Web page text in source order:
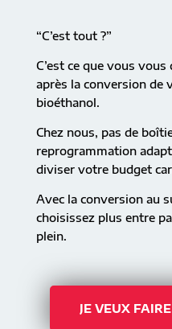
“C’est tout ?”
C’est ce que vous
après la conversion de
bioéthanol.
Chez nous, pas de
reprogrammation
diviser votre budget
Avec la conversion au
choisissez plus entre
plein.
JE VEUX